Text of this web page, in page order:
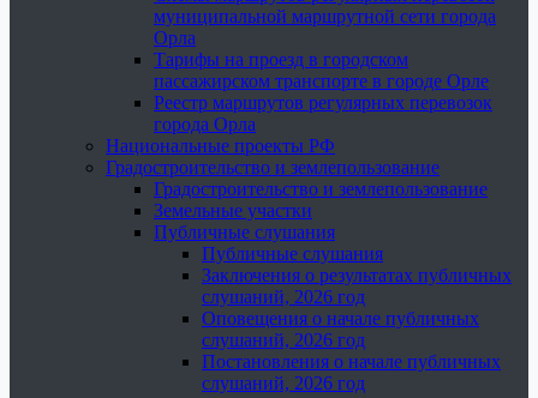
муниципальной маршрутной сети города
Орла
Тарифы на проезд в городском
пассажирском транспорте в городе Орле
Реестр маршрутов регулярных перевозок
города Орла
Национальные проекты РФ
Градостроительство и землепользование
Градостроительство и землепользование
Земельные участки
Публичные слушания
Публичные слушания
Заключения о результатах публичных
слушаний, 2026 год
Оповещения о начале публичных
слушаний, 2026 год
Постановления о начале публичных
слушаний, 2026 год